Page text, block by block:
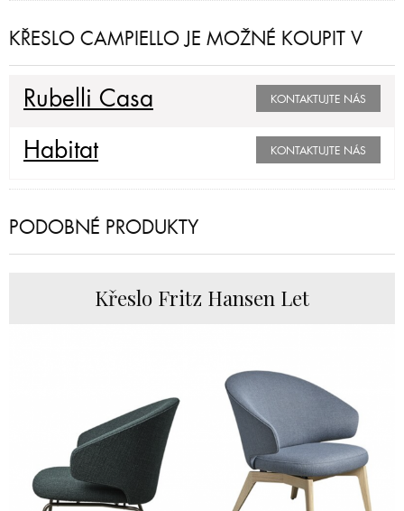
KŘESLO CAMPIELLO JE MOŽNÉ KOUPIT V
Rubelli Casa KONTAKTUJTE NÁS
Habitat KONTAKTUJTE NÁS
PODOBNÉ PRODUKTY
Křeslo Fritz Hansen Let